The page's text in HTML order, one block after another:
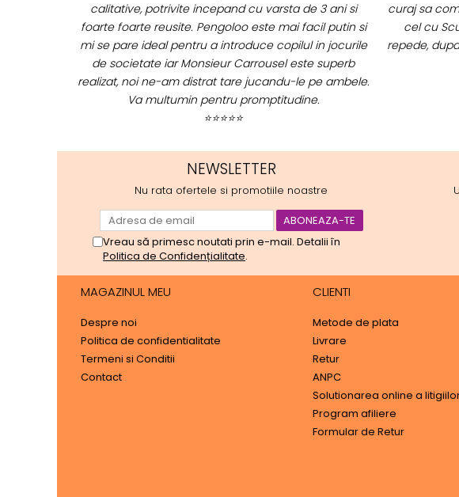
curaj sa comand atat de multe. Primul deschis a fost
cel cu Scufita rosie. Da, a fost totul ok. Au ajuns
repede, dupa cum ai si spus. Cutiile au ajuns cu bine.
⭐⭐⭐⭐⭐
se leagana
de surf, se
poate chiar
NEWSLETTER
Nu rata ofertele si promotiile noastre
Vreau să primesc noutati prin e-mail. Detalii în
Politica de Confidențialitate.
MAGAZINUL MEU
Despre noi
Politica de confidentialitate
Termeni si Conditii
Contact
CLIENTI
Metode de plata
Livrare
Retur
ANPC
Solutionarea online a
Program afiliere
Formular de Retur